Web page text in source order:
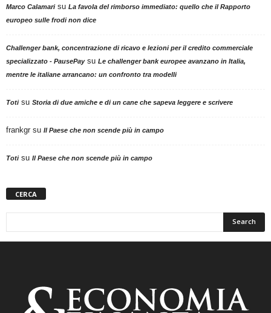
Marco Calamarisu La favola del rimborso immediato: quello che il Rapporto
europeo sulle frodi non dice
Challenger bank, concentrazione di ricavo e lezioni per il credito commerciale
specializzato - PausePaysu Le challenger bank europee avanzano in Italia,
mentre le italiane arrancano: un confronto tra modelli
Totisu Storia di due amiche e di un cane che sapeva leggere e scrivere
frankgr su Il Paese che non scende più in campo
Totisu Il Paese che non scende più in campo
CERCA